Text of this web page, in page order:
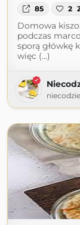
85 2
Domowa
podczas
sporą główkę
więc (...)